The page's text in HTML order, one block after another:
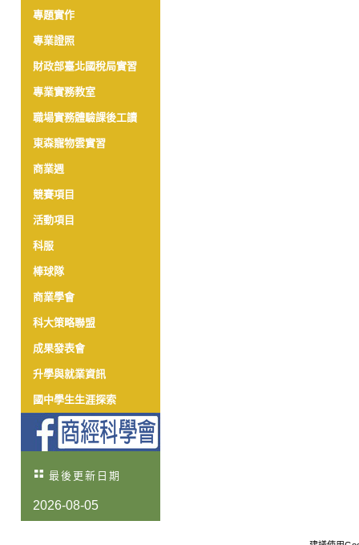
專題實作
專業證照
財政部臺北國稅局實習
專業實務教室
職場實務體驗課後工讀
東森寵物雲實習
商業週
競賽項目
活動項目
科服
棒球隊
商業學會
科大策略聯盟
成果發表會
升學與就業資訊
國中學生生涯探索
最後更新日期
2026-08-05